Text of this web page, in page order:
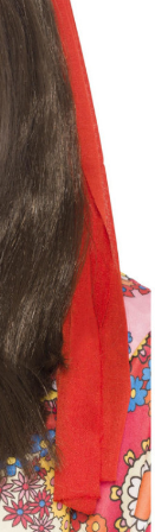
deskové hry
- pro děti i
hry - pro dva a
deskové hry
hry pro
hry
a karetní hry pro
hry na
deskové hry